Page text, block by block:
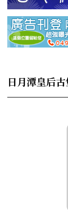
日月潭皇后